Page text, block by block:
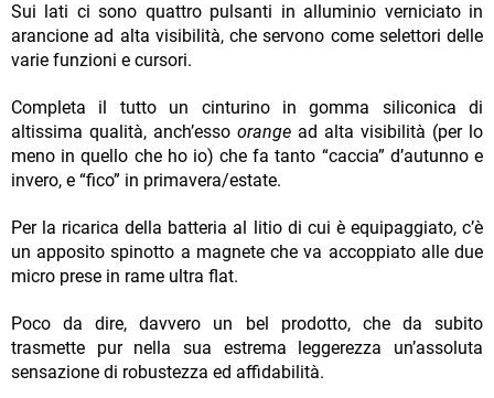
Sui lati ci sono quattro pulsanti in alluminio verniciato in
arancione ad alta visibilità, che servono come selettori delle
varie funzioni e cursori.
Completa il tutto un cinturino in gomma siliconica di
altissima qualità, anch’esso orange ad alta visibilità (per lo
meno in quello che ho io) che fa tanto “caccia” d’autunno e
invero, e “fico” in primavera/estate.
Per la ricarica della batteria al litio di cui è equipaggiato, c’è
un apposito spinotto a magnete che va accoppiato alle due
micro prese in rame ultra flat.
Poco da dire, davvero un bel prodotto, che da subito
trasmette pur nella sua estrema leggerezza un’assoluta
sensazione di robustezza ed affidabilità.